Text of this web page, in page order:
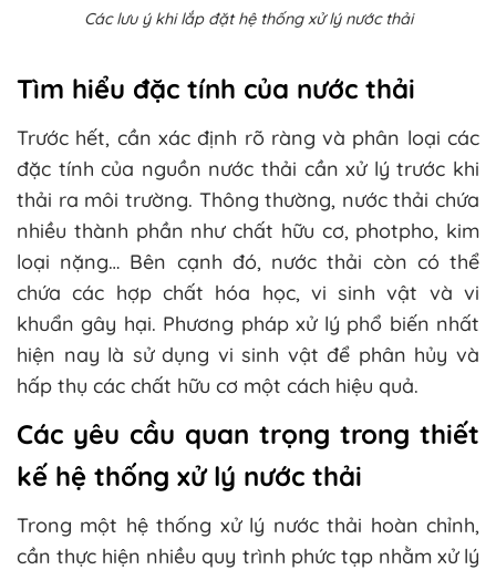
Các lưu ý khi lắp đặt hệ thống xử lý nước thải
Tìm hiểu đặc tính của nước thải
Trước hết, cần xác định rõ ràng và phân loại các
đặc tính của nguồn nước thải cần xử lý trước khi
thải ra môi trường. Thông thường, nước thải chứa
nhiều thành phần như chất hữu cơ, photpho, kim
loại nặng… Bên cạnh đó, nước thải còn có thể
chứa các hợp chất hóa học, vi sinh vật và vi
khuẩn gây hại. Phương pháp xử lý phổ biến nhất
hiện nay là sử dụng vi sinh vật để phân hủy và
hấp thụ các chất hữu cơ một cách hiệu quả.
Các yêu cầu quan trọng trong thiết
kế hệ thống xử lý nước thải
Trong một hệ thống xử lý nước thải hoàn chỉnh,
cần thực hiện nhiều quy trình phức tạp nhằm xử lý